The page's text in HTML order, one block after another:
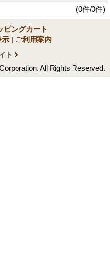
(0件/0件)
ピングカート
示 | ご利用案内
ト
All Rights Reserved.